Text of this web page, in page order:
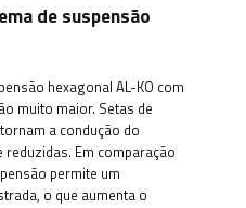
de suspensão
hexagonal AL-KO com
muito maior. Setas de
a condução do
Em comparação
permite um
o que aumenta o